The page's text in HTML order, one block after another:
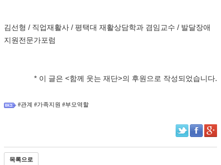
김선형 / 직업재활사 / 평택대 재활상담학과 겸임교수 / 발달장애
지원전문가포럼
* 이 글은 <함께 웃는 재단>의 후원으로 작성되었습니다.
#관계 #가족지원 #부모역할
목록으로